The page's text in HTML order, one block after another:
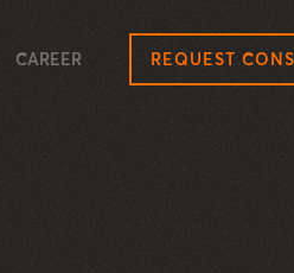
CAREER REQUEST